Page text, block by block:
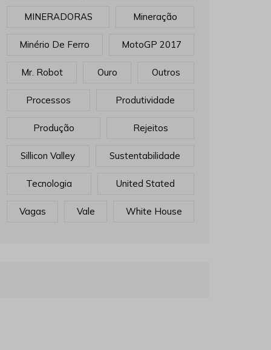
MINERADORAS Mineração
Minério De Ferro MotoGP 2017
Mr. Robot Ouro Outros
Processos Produtividade
Produção Rejeitos
Sillicon Valley Sustentabilidade
Tecnologia United Stated
Vagas Vale White House